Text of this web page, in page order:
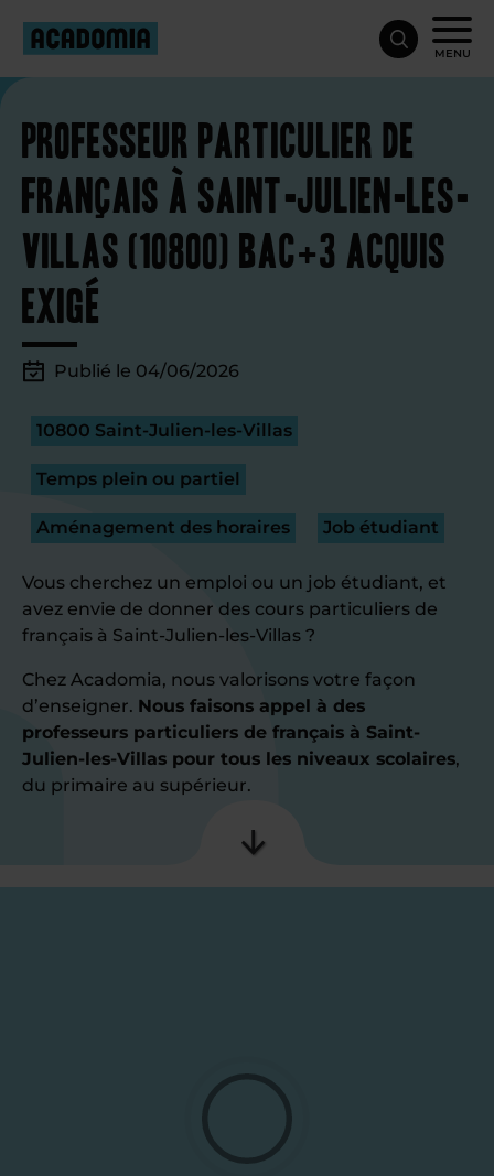
MENU
Professeur particulier de
français à Saint-Julien-les-
Villas (10800) bac+3 acquis
exigé
Publié le 04/06/2026
10800 Saint-Julien-les-Villas
Temps plein ou partiel
Aménagement des horaires Job étudiant
Vous cherchez un emploi ou un job étudiant, et
avez envie de donner des cours particuliers de
français à Saint-Julien-les-Villas ?
Chez Acadomia, nous valorisons votre façon
d’enseigner. Nous faisons appel à des
professeurs particuliers de français à Saint-
Julien-les-Villas pour tous les niveaux scolaires,
du primaire au supérieur.